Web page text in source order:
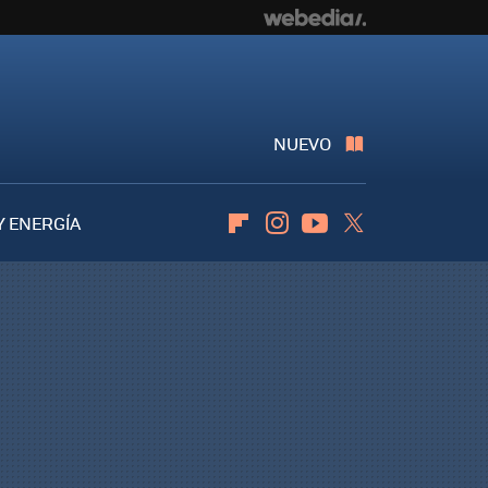
NUEVO
ENERGÍA FlipboardInstagramYoutube